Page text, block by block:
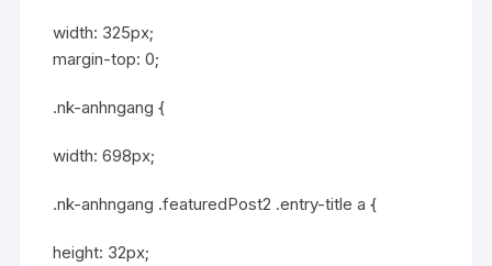
width: 325px;
margin-top: 0;
.nk-anhngang {
width: 698px;
.nk-anhngang .featuredPost2 .entry-title a {
height: 32px;